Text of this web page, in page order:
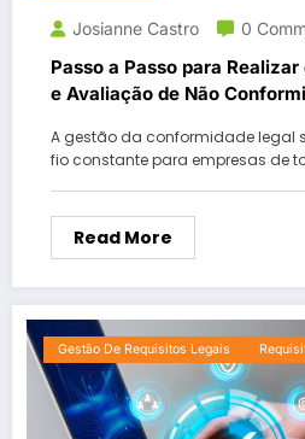
Josianne Castro 0
Passo a Passo para
e Avaliação de Não
A gestão da conformidade legal
fio constante para empresas de
Read More
Gestão De Requisitos Legais